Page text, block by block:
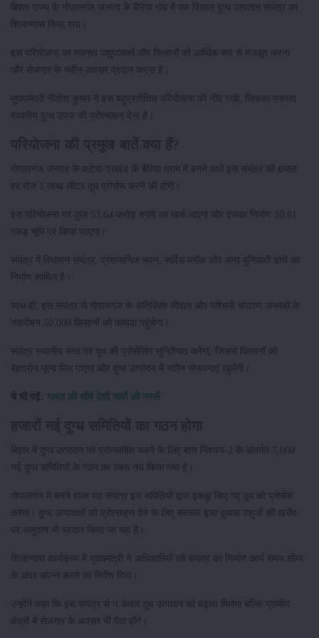
बिहार राज्य के गोपालगंज जनपद के बैरिया गांव में एक विशाल दुग्ध उत्पादन संयंत्र का
शिलान्यास किया गया।
इस परियोजना का मकसद पशुपालकों और किसानों को आर्थिक रूप से मजबूत करना
और रोजगार के नवीन अवसर प्रदान करना है।
मुख्यमंत्री नीतीश कुमार ने इस बहुप्रतीक्षित परियोजना की नींव रखी, जिसका मकसद
स्थानीय दुग्ध उपज को प्रोत्साहन देना है।
गोपालगंज जनपद के कटेया प्रखंड के बैरिया ग्राम में बनने वाले इस संयंत्र की क्षमता
हर रोज 1 लाख लीटर दूध प्रोसेस करने की होगी।
इस परियोजना पर कुल 53.64 करोड़ रुपये का खर्च आएगा और इसका निर्माण 10.81
एकड़ भूमि पर किया जाएगा।
संयंत्र में विधायन संयंत्र, प्रशासनिक भवन, सर्विस ब्लॉक और अन्य बुनियादी ढांचे का
निर्माण शामिल है।
साथ ही, इस संयंत्र से गोपालगंज के अतिरिक्त सीवान और पश्चिमी चंपारण जनपदों के
तकरीबन 50,000 किसानों को फायदा पहुंचेगा।
संयंत्र स्थानीय स्तर पर दूध की प्रोसेसिंग सुनिश्चित करेगा, जिससे किसानों को
बेहतरीन मूल्य मिल पाएगा और दुग्ध उत्पादन में नवीन संभावनाएं खुलेंगी।
ये भी पढ़ें: भारत की शीर्ष देशी गायों की नस्लें
बिहार में दुग्ध उत्पादन को प्रोत्साहित करने के लिए सात निश्चय-2 के अंतर्गत 7,000
नई दुग्ध समितियों के गठन का लक्ष्य तय किया गया है।
गोपालगंज में बनने वाला यह संयंत्र इन समितियों द्वारा इकठ्ठा किए गए दूध को प्रोसेस
करेगा। दुग्ध उत्पादकों को प्रोत्साहन देने के लिए सरकार द्वारा दुधारू पशुओं की खरीद
पर अनुदान भी प्रदान किया जा रहा है।
शिलान्यास कार्यक्रम में मुख्यमंत्री ने अधिकारियों को संयंत्र का निर्माण कार्य समय सीमा
के अंदर संपन्न करने का निर्देश दिया।
उन्होंने कहा कि इस संयंत्र से न केवल दूध उत्पादन को बढ़ावा मिलेगा बल्कि ग्रामीण
क्षेत्रों में रोजगार के अवसर भी पैदा होंगे।